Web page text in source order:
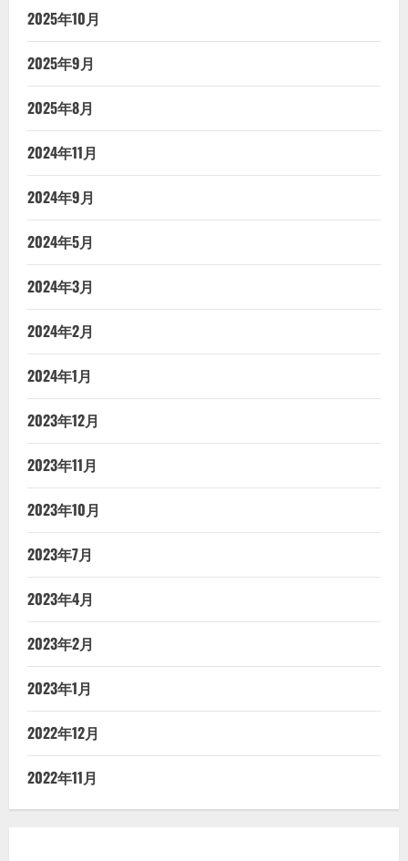
2025年10月
2025年9月
2025年8月
2024年11月
2024年9月
2024年5月
2024年3月
2024年2月
2024年1月
2023年12月
2023年11月
2023年10月
2023年7月
2023年4月
2023年2月
2023年1月
2022年12月
2022年11月